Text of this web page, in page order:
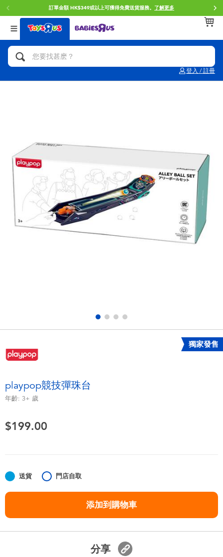
訂單金額 HK$349或以上可獲得免費送貨服務。 了解更多
登入 / 註冊
返回
分類目錄
人氣英雄,角色扮演,射擊玩具
玩具車,貨車,火車及遙控系列
手工藝,文具,蠟筆,泥膠,畫板
娃娃, 芭比,收藏公仔
電子玩具
毛毛公仔玩具
夏日用品
任天堂 Switch
返回
品牌
Brunch Brother 早午餐兄弟
Mini Brands
Play-Doh培樂多
Pokemon寶可夢
playpop
返回
年齢
0~2歳
8~11歳
12~14歳
14歳以上
獨家發售
playpop競技彈珠台
年齡: 3+ 歲
$199.00
送貨 門店自取
添加到購物車
分享